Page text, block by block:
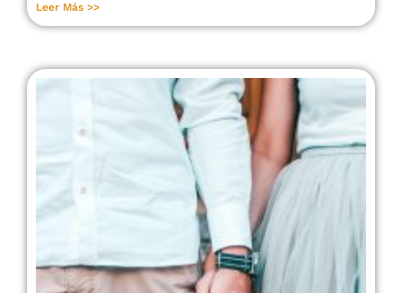
Leer Más >>